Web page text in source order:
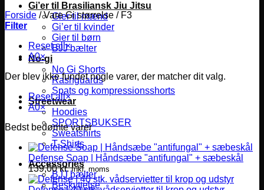
Gi’er til Brasiliansk Jiu Jitsu
Gier til mænd
Gi’er til kvinder
Gier til børn
BJJ bælter
No-gi
No Gi Shorts
Rashguards
Spats og kompressionsshorts
Streetwear
Hoodies
SPORTSBUKSER
Sweatshirts
T-Shirts
Accessories
BJJ bælter
Beskyttelse
Forside /Vare Gi størrelse /F3
Filter
Reset all×
A0×
Der blev ikke fundet nogle varer, der matcher dit valg.
Reset all×
A0×
Bedst bedømte varer
Defense Soap | Håndsæbe "antifungal" + sæbeskål
139,00kr. Inkl. moms